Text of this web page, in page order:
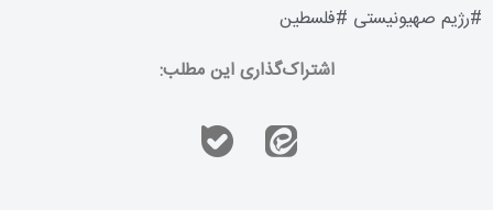
#رژیم صهیونیستی #فلسطین
اشتراک‌گذاری این مطلب: